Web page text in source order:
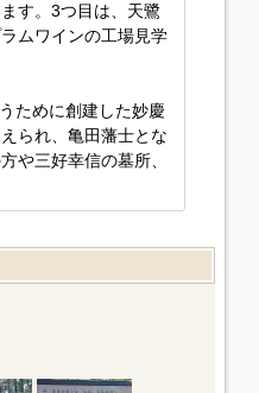
す。3つ目は、天鷺
ムワインの工場見学
ために創建した妙慶
られ、亀田藩士とな
や三好幸信の墓所、